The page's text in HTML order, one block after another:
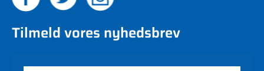
Tilmeld vores nyhedsbrev